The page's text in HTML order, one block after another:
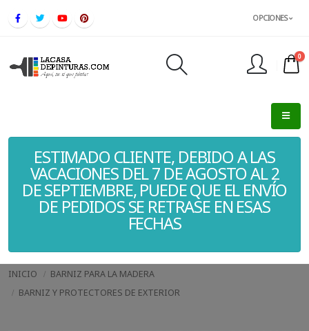
OPCIONES
0
ESTIMADO CLIENTE, DEBIDO A LAS
VACACIONES DEL 7 DE AGOSTO AL 2
DE SEPTIEMBRE, PUEDE QUE EL ENVÍO
DE PEDIDOS SE RETRASE EN ESAS
FECHAS
INICIO
BARNIZ PARA LA MADERA
BARNIZ Y PROTECTORES DE EXTERIOR